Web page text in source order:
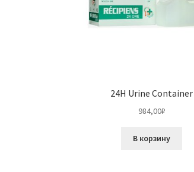
24H Urine Container
984,00₽
В корзину